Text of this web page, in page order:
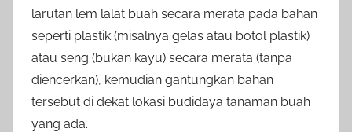
larutan lem lalat buah secara merata pada bahan
seperti plastik (misalnya gelas atau botol plastik)
atau seng (bukan kayu) secara merata (tanpa
diencerkan), kemudian gantungkan bahan
tersebut di dekat lokasi budidaya tanaman buah
yang ada.